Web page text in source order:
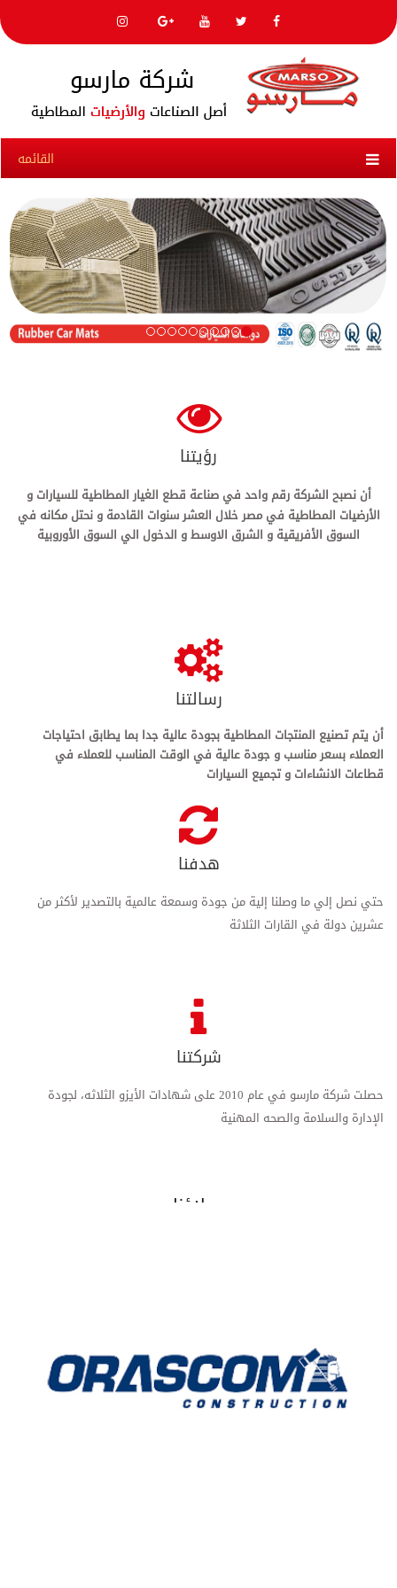
رؤيتنا
أن نصبح الشركة رقم واحد في صناعة قطع الغيار المطاطية للسيارات و
الأرضيات المطاطية في مصر خلال العشر سنوات القادمة و نحتل مكانه في
السوق الأفريقية و الشرق الاوسط و الدخول الي السوق الأوروبية
رسالتنا
أن يتم تصنيع المنتجات المطاطية بجودة عالية جدا بما يطابق احتياجات
العملاء بسعر مناسب و جودة عالية في الوقت المناسب للعملاء في
قطاعات الانشاءات و تجميع السيارات
هدفنا
حتي نصل إلي ما وصلنا إلية من جودة وسمعة عالمية بالتصدير لأكثر من
عشرين دولة في القارات الثلاثة
شركتنا
حصلت شركة مارسو في عام 2010 على شهادات الأيزو الثلاثه، لجودة
الإدارة والسلامة والصحه المهنية
عملاؤنا